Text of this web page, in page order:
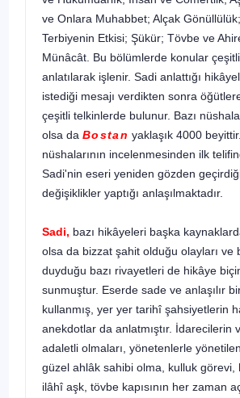
ve Onlara Muhabbet; Alçak
Terbi­yenin Etkisi; Şükür; Tövbe ve
Münâcât. Bu bölümlerde konular
anlatılarak işlenir. Sadi anlattığı
istediği mesajı verdikten son­ra
çeşitli telkinlerde bulunur. Bazı
olsa da Bostan yaklaşık 4000
nüshalarının incelenmesinden ilk
Sadi'nin eseri yeniden gözden
değişiklikler yaptığı anlaşılmaktadır.
Sadi, bazı hikâyeleri başka
olsa da bizzat şahit olduğu olayları ve
duydu­ğu bazı rivayetleri de hikâye
sunmuştur. Eserde sade ve anlaşılır
kullanmış, yer yer tarihî şahsiyet­lerin
anekdotlar da anlatmıştır. İdarecilerin
adaletli olmaları, yönetenlerle
güzel ahlâk sahibi olma, kulluk görevi,
ilâhî aşk, tövbe kapısının her zaman